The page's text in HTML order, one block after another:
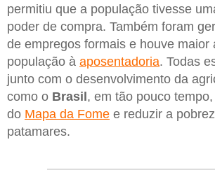
permitiu que a população tivesse
poder de compra. Também foram
de empregos formais e houve maior
população à aposentadoria. Todas
junto com o desenvolvimento da
como o Brasil , em tão pouco
do Mapa da Fome e reduzir a
patamares.